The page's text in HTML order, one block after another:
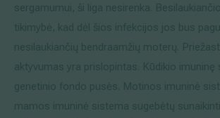
sergamumui, ši liga nesirenka.
tikimybė, kad dėl šios infekcijos jos bus
nesilaukiančių bendraamžių moterų.
aktyvumas yra prislopintas. Kūdikio
genetinio fondo pusės. Motinos imuninė
mamos imuninė sistema sugebėtų